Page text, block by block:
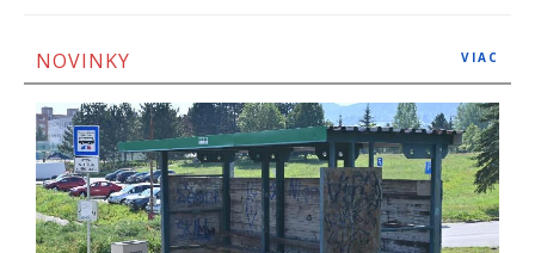
NOVINKY VIAC